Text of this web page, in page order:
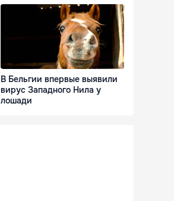
В Бельгии впервые выявили
вирус Западного Нила у
лошади